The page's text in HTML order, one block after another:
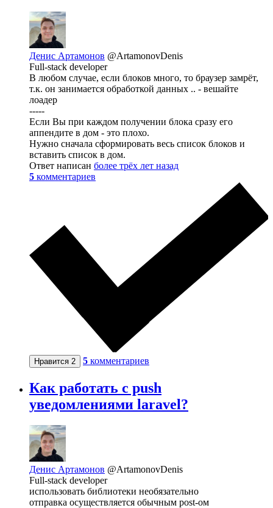
Денис Артамонов @ArtamonovDenis
Full-stack developer
В любом случае, если блоков много, то браузер замрёт,
т.к. он занимается обработкой данных .. - вешайте
лоадер
-----
Если Вы при каждом получении блока сразу его
аппендите в дом - это плохо.
Нужно сначала сформировать весь список блоков и
вставить список в дом.
Ответ написан более трёх лет назад
5 комментариев
Нравится 2 5 комментариев
Как работать с push
уведомлениями laravel?
Денис Артамонов @ArtamonovDenis
Full-stack developer
использовать библиотеки необязательно
отправка осуществляется обычным post-ом